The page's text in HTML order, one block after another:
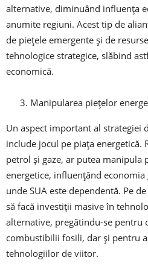
alternative, diminuând influența
anumite regiuni. Acest tip de
de piețele emergente și de
tehnologice strategice, slăbind
economică.
Manipularea piețelor
Un aspect important al strategiei
include jocul pe piața energetică.
petrol și gaze, ar putea manipula
energetice, influențând
unde SUA este dependentă. Pe
să facă investiții masive în
alternative, pregătindu-se pentru
combustibilii fosili, dar și pentru
tehnologiilor de viitor.